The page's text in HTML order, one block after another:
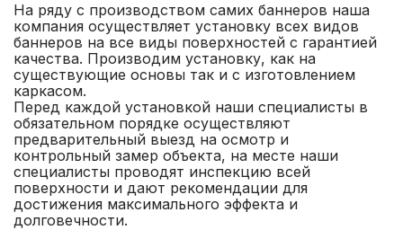
На ряду с производством самих баннеров наша
компания осуществляет установку всех видов
баннеров на все виды поверхностей с гарантией
качества. Производим установку, как на
существующие основы так и с изготовлением
каркасом.
Перед каждой установкой наши специалисты в
обязательном порядке осуществляют
предварительный выезд на осмотр и
контрольный замер объекта, на месте наши
специалисты проводят инспекцию всей
поверхности и дают рекомендации для
достижения максимального эффекта и
долговечности.